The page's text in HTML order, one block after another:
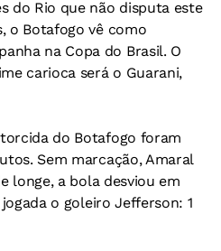
do Rio que não disputa este
o Botafogo vê como
na Copa do Brasil. O
carioca será o Guarani,
do Botafogo foram
Sem marcação, Amaral
longe, a bola desviou em
o goleiro Jefferson: 1